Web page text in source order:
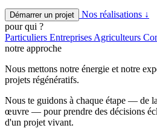
Démarrer un projet
Nos réalisations ↓
pour qui ?
Particuliers Entreprises Agriculteurs
notre approche
Nous mettons notre énergie et notre
projets régénératifs.
Nous te guidons à chaque étape — de
œuvre — pour prendre des décisions
d'un projet vivant.